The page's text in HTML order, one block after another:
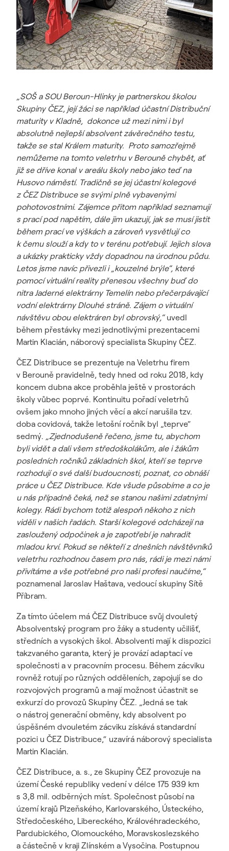
„SOŠ a SOU Beroun-Hlinky je partnerskou školou
Skupiny ČEZ, její žáci se například účastní Distribuční
maturity v Kladně, dokonce už mezi nimi i byl
absolutně nejlepší absolvent závěrečného testu,
takže se stal Králem maturity. Proto samozřejmě
nemůžeme na tomto veletrhu v Berouně chybět, ať
již se dříve konal v areálu školy nebo jako teď na
Husovo náměstí. Tradičně se jej účastní kolegové
z ČEZ Distribuce se svými plně vybavenými
pohotovostními. Zájemce přitom například seznamují
s prací pod napětím, dále jim ukazují, jak se musí jistit
během prací ve výškách a zároveň vysvětlují co
k čemu slouží a kdy to v terénu potřebují. Jejich slova
a ukázky prakticky vždy dopadnou na úrodnou půdu.
Letos jsme navíc přivezli i „kouzelné brýle“, které
pomocí virtuální reality přenesou všechny buď do
nitra Jaderné elektrárny Temelín nebo přečerpávající
vodní elektrárny Dlouhé stráně. Zájem o virtuální
návštěvu obou elektráren byl obrovský,“uvedl
během přestávky mezi jednotlivými prezentacemi
Martin Klacián, náborový specialista Skupiny ČEZ.
ČEZ Distribuce se prezentuje na Veletrhu firem
v Berouně pravidelně, tedy hned od roku 2018, kdy
koncem dubna akce proběhla ještě v prostorách
školy vůbec poprvé. Kontinuitu pořadí veletrhů
ovšem jako mnoho jiných věcí a akcí narušila tzv.
doba covidová, takže letošní ročník byl „teprve“
sedmý. „Zjednodušeně řečeno, jsme tu, abychom
byli vidět a dali všem středoškolákům, ale i žákům
posledních ročníků základních škol, kteří se teprve
rozhodují o své další budoucnosti, poznat, co obnáší
práce u ČEZ Distribuce. Kde všude působíme a co je
u nás případně čeká, než se stanou našimi zdatnými
kolegy. Rádi bychom totiž alespoň někoho z nich
viděli v našich řadách. Starší kolegové odcházejí na
zasloužený odpočinek a je zapotřebí je nahradit
mladou krví. Pokud se někteří z dnešních návštěvníků
veletrhu rozhodnou časem pro nás, rádi je mezi námi
přivítáme a vše potřebné pro naši profesi naučíme,“
poznamenal Jaroslav Haštava, vedoucí skupiny Sítě
Příbram.
Za tímto účelem má ČEZ Distribuce svůj dvouletý
Absolventský program pro žáky a studenty učilišť,
středních a vysokých škol. Absolventi mají k dispozici
takzvaného garanta, který je provází adaptací ve
společnosti a v pracovním procesu. Během zácviku
rovněž rotují po různých odděleních, zapojují se do
rozvojových programů a mají možnost účastnit se
exkurzí do provozů Skupiny ČEZ. „Jedná se tak
o nástroj generační obměny, kdy absolvent po
úspěšném dvouletém zácviku získává standardní
pozici u ČEZ Distribuce,“ uzavírá náborový specialista
Martin Klacián.
ČEZ Distribuce, a. s., ze Skupiny ČEZ provozuje na
území České republiky vedení v délce 175 939 km
s 3,8 mil. odběrných míst. Společnost působí na
území krajů Plzeňského, Karlovarského, Ústeckého,
Středočeského, Libereckého, Královéhradeckého,
Pardubického, Olomouckého, Moravskoslezského
a částečně v kraji Zlínském a Vysočina. Postupnou